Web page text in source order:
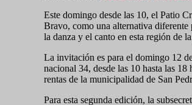
Este domingo desde las 10, el Patio
Bravo, como una alternativa
la danza y el canto en esta región de
La invitación es para el domingo 12
nacional 34, desde las 10 hasta las
rentas de la municipalidad de San
Para esta segunda edición, la